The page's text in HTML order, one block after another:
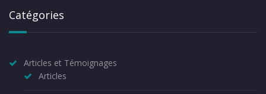
Catégories
Articles et Témoignages
Articles